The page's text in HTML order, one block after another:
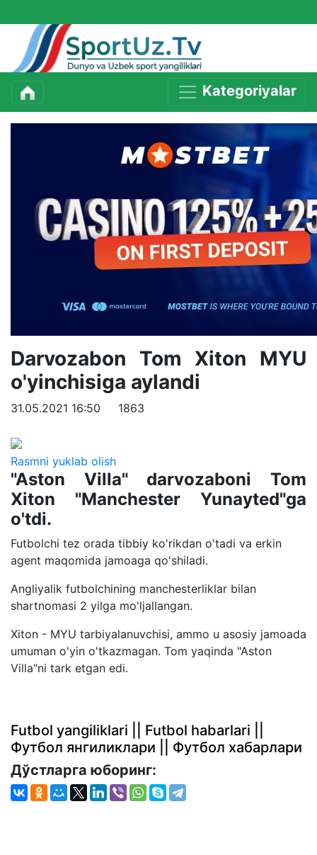
Kategoriyalar
Darvozabon Tom Xiton MYU
o'yinchisiga aylandi
31.05.2021 16:50 1863
Rasmni yuklab olish
"Aston Villa" darvozaboni Tom
Xiton "Manchester Yunayted"ga
o'tdi.
Futbolchi tez orada tibbiy ko'rikdan o'tadi va erkin
agent maqomida jamoaga qo'shiladi.
Angliyalik futbolchining manchesterliklar bilan
shartnomasi 2 yilga mo'ljallangan.
Xiton - MYU tarbiyalanuvchisi, ammo u asosiy jamoada
umuman o'yin o'tkazmagan. Tom yaqinda "Aston
Villa"ni tark etgan edi.
Futbol yangiliklari || Futbol habarlari ||
Футбол янгиликлари || Футбол хабарлари
Дўстларга юборинг: